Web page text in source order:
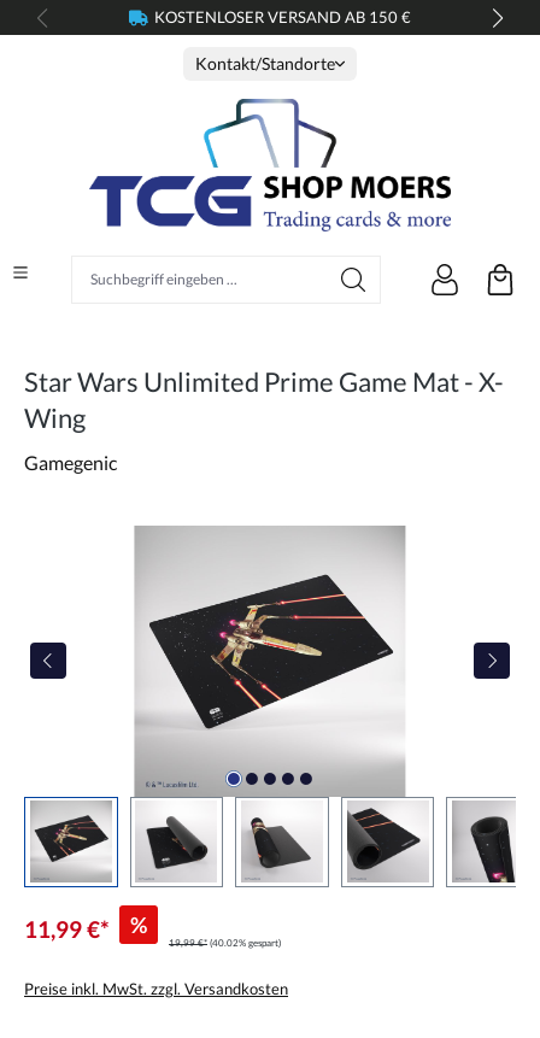
springen KOSTENLOSER VERSAND AB 150 €
Kontakt/Standorte
Star Wars Unlimited Prime Game Mat - X-
Wing
Gamegenic
11,99 €* %
19,99 €* (40.02% gespart)
Preise inkl. MwSt. zzgl. Versandkosten